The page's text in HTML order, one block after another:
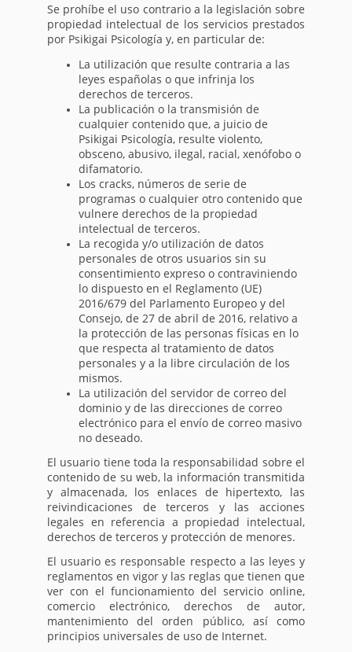
Se prohíbe el uso contrario a la legislación sobre
propiedad intelectual de los servicios prestados
por Psikigai Psicología y, en particular de:
La utilización que resulte contraria a las
leyes españolas o que infrinja los
derechos de terceros.
La publicación o la transmisión de
cualquier contenido que, a juicio de
Psikigai Psicología, resulte violento,
obsceno, abusivo, ilegal, racial, xenófobo o
difamatorio.
Los cracks, números de serie de
programas o cualquier otro contenido que
vulnere derechos de la propiedad
intelectual de terceros.
La recogida y/o utilización de datos
personales de otros usuarios sin su
consentimiento expreso o contraviniendo
lo dispuesto en el Reglamento (UE)
2016/679 del Parlamento Europeo y del
Consejo, de 27 de abril de 2016, relativo a
la protección de las personas físicas en lo
que respecta al tratamiento de datos
personales y a la libre circulación de los
mismos.
La utilización del servidor de correo del
dominio y de las direcciones de correo
electrónico para el envío de correo masivo
no deseado.
El usuario tiene toda la responsabilidad sobre el
contenido de su web, la información transmitida
y almacenada, los enlaces de hipertexto, las
reivindicaciones de terceros y las acciones
legales en referencia a propiedad intelectual,
derechos de terceros y protección de menores.
El usuario es responsable respecto a las leyes y
reglamentos en vigor y las reglas que tienen que
ver con el funcionamiento del servicio online,
comercio electrónico, derechos de autor,
mantenimiento del orden público, así como
principios universales de uso de Internet.